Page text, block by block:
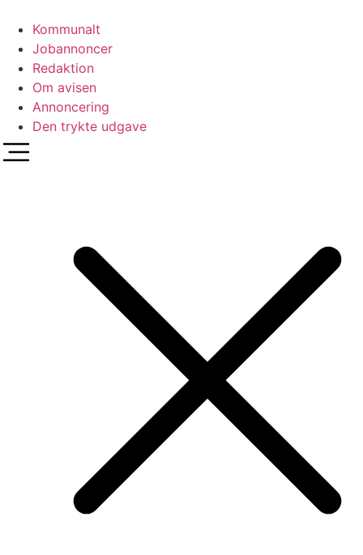
indhold
Kommunalt
Jobannoncer
Redaktion
Om avisen
Annoncering
Den trykte udgave